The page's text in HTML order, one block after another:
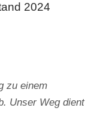
2024
zu einem
Unser Weg dient